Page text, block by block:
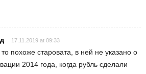
17.11.2019 at 09:33
похоже старовата, в ней не указано о
2014 года, когда рубль сделали